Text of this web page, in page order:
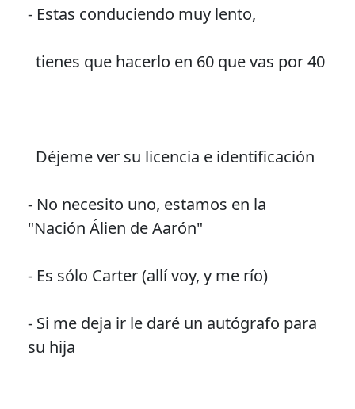
- Estas conduciendo muy lento,
tienes que hacerlo en 60 que vas por 40
Déjeme ver su licencia e identificación
- No necesito uno, estamos en la
"Nación Álien de Aarón"
- Es sólo Carter (allí voy, y me río)
- Si me deja ir le daré un autógrafo para
su hija